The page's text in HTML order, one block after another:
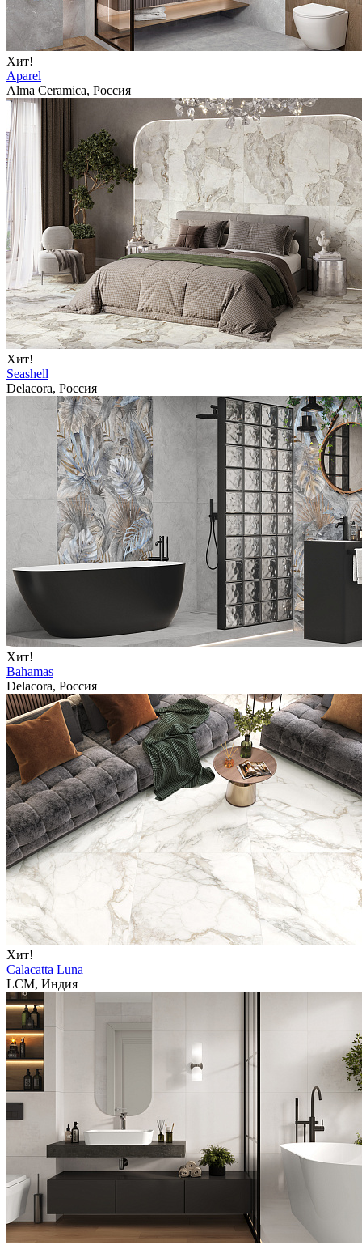
Хит!
Aparel
Alma Ceramica, Россия
Хит!
Seashell
Delacora, Россия
Хит!
Bahamas
Delacora, Россия
Хит!
Calacatta Luna
LCM, Индия